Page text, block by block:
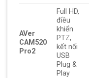
AVer
CAM520
Pro2
Full HD,
điều
khiển
PTZ,
kết nối
USB
Plug &
Play